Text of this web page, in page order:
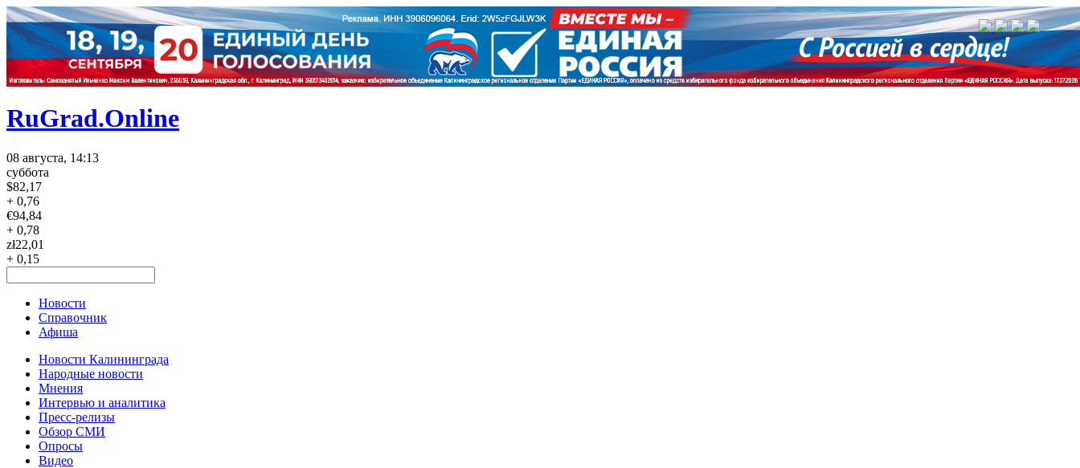
RuGrad.Online
08 августа, 14:13
суббота
$82,17
+ 0,76
€94,84
+ 0,78
zł22,01
+ 0,15
Новости
Справочник
Афиша
Новости Калининграда
Народные новости
Мнения
Интервью и аналитика
Пресс-релизы
Обзор СМИ
Опросы
Видео